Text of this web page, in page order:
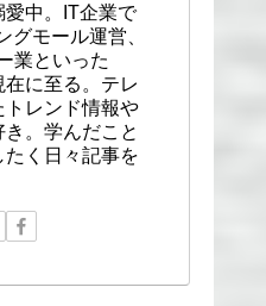
愛中。IT企業で
グモール運営、
業といった
に至る。テレ
トレンド情報や
。学んだこと
たく日々記事を